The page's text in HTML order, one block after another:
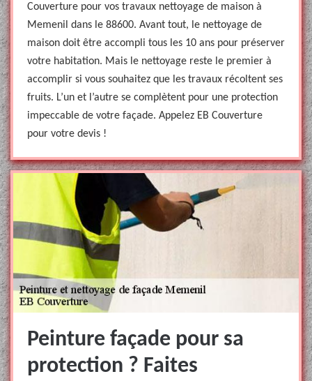
Couverture pour vos travaux nettoyage de maison à
Memenil dans le 88600. Avant tout, le nettoyage de
maison doit être accompli tous les 10 ans pour préserver
votre habitation. Mais le nettoyage reste le premier à
accomplir si vous souhaitez que les travaux récoltent ses
fruits. L’un et l’autre se complètent pour une protection
impeccable de votre façade. Appelez EB Couverture
pour votre devis !
Peinture façade pour sa
protection ? Faites